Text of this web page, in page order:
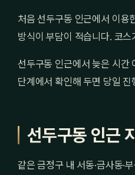
처음 선두구동 인근에서 이용
방식이 부담이 적습니다. 코
선두구동 인근에서 늦은 시간
단계에서 확인해 두면 당일
선두구동 인근
같은 금정구 내 서동·금사동·